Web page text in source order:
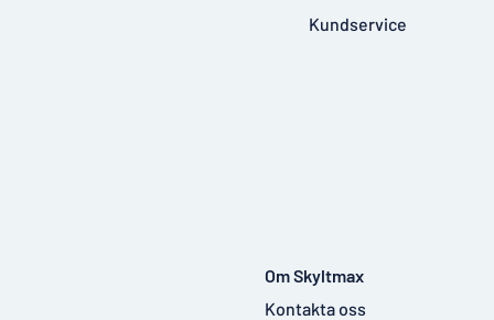
Kundservice
Om Skyltmax
Kontakta oss